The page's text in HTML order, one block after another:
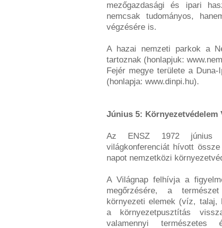
mezőgazdasági és ipari
nemcsak tudományos,
végzésére is.
A hazai nemzeti parkok a
tartoznak (honlapjuk:
Fejér megye területe a
(honlapja: www.dinpi.hu).
Június 5: Környezetvédelem
Az ENSZ 1972 június 5-
világkonferenciát hívott
napot nemzetközi
A Világnap felhívja a
megőrzésére, a
környezeti elemek (víz, talaj,
a környezetpusztítás
valamennyi természetes